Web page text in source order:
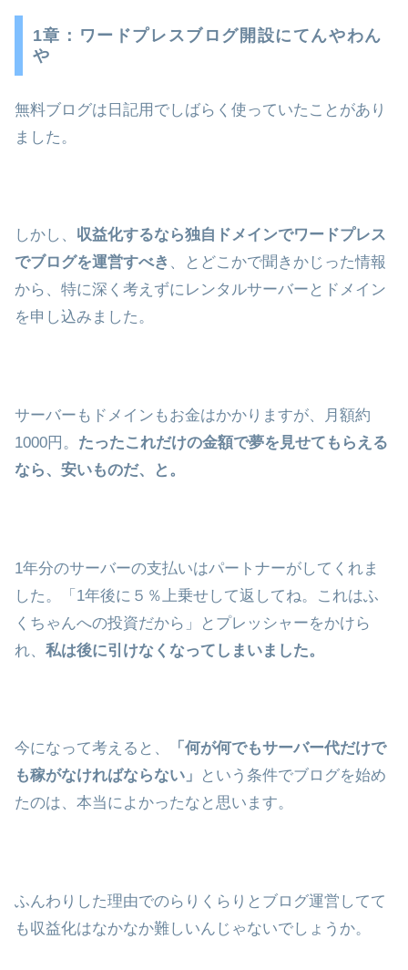
1章：ワードプレスブログ開設にてんやわん
や
無料ブログは日記用でしばらく使っていたことがあり
ました。
しかし、 収益化するなら独自ドメインでワードプレス
でブログを運営すべき 、とどこかで聞きかじった情報
から、特に深く考えずにレンタルサーバーとドメイン
を申し込みました。
サーバーもドメインもお金はかかりますが、月額約
1000円。 たったこれだけの金額で夢を見せてもらえる
なら、安いものだ、と。
1年分のサーバーの支払いはパートナーがしてくれま
した。「1年後に５％上乗せして返してね。これはふ
くちゃんへの投資だから」とプレッシャーをかけら
れ、 私は後に引けなくなってしまいました。
今になって考えると、
「何が何でもサーバー代だけで
も稼がなければならない」
という条件でブログを始め
たのは、本当によかったなと思います。
ふんわりした理由でのらりくらりとブログ運営してて
も収益化はなかなか難しいんじゃないでしょうか。